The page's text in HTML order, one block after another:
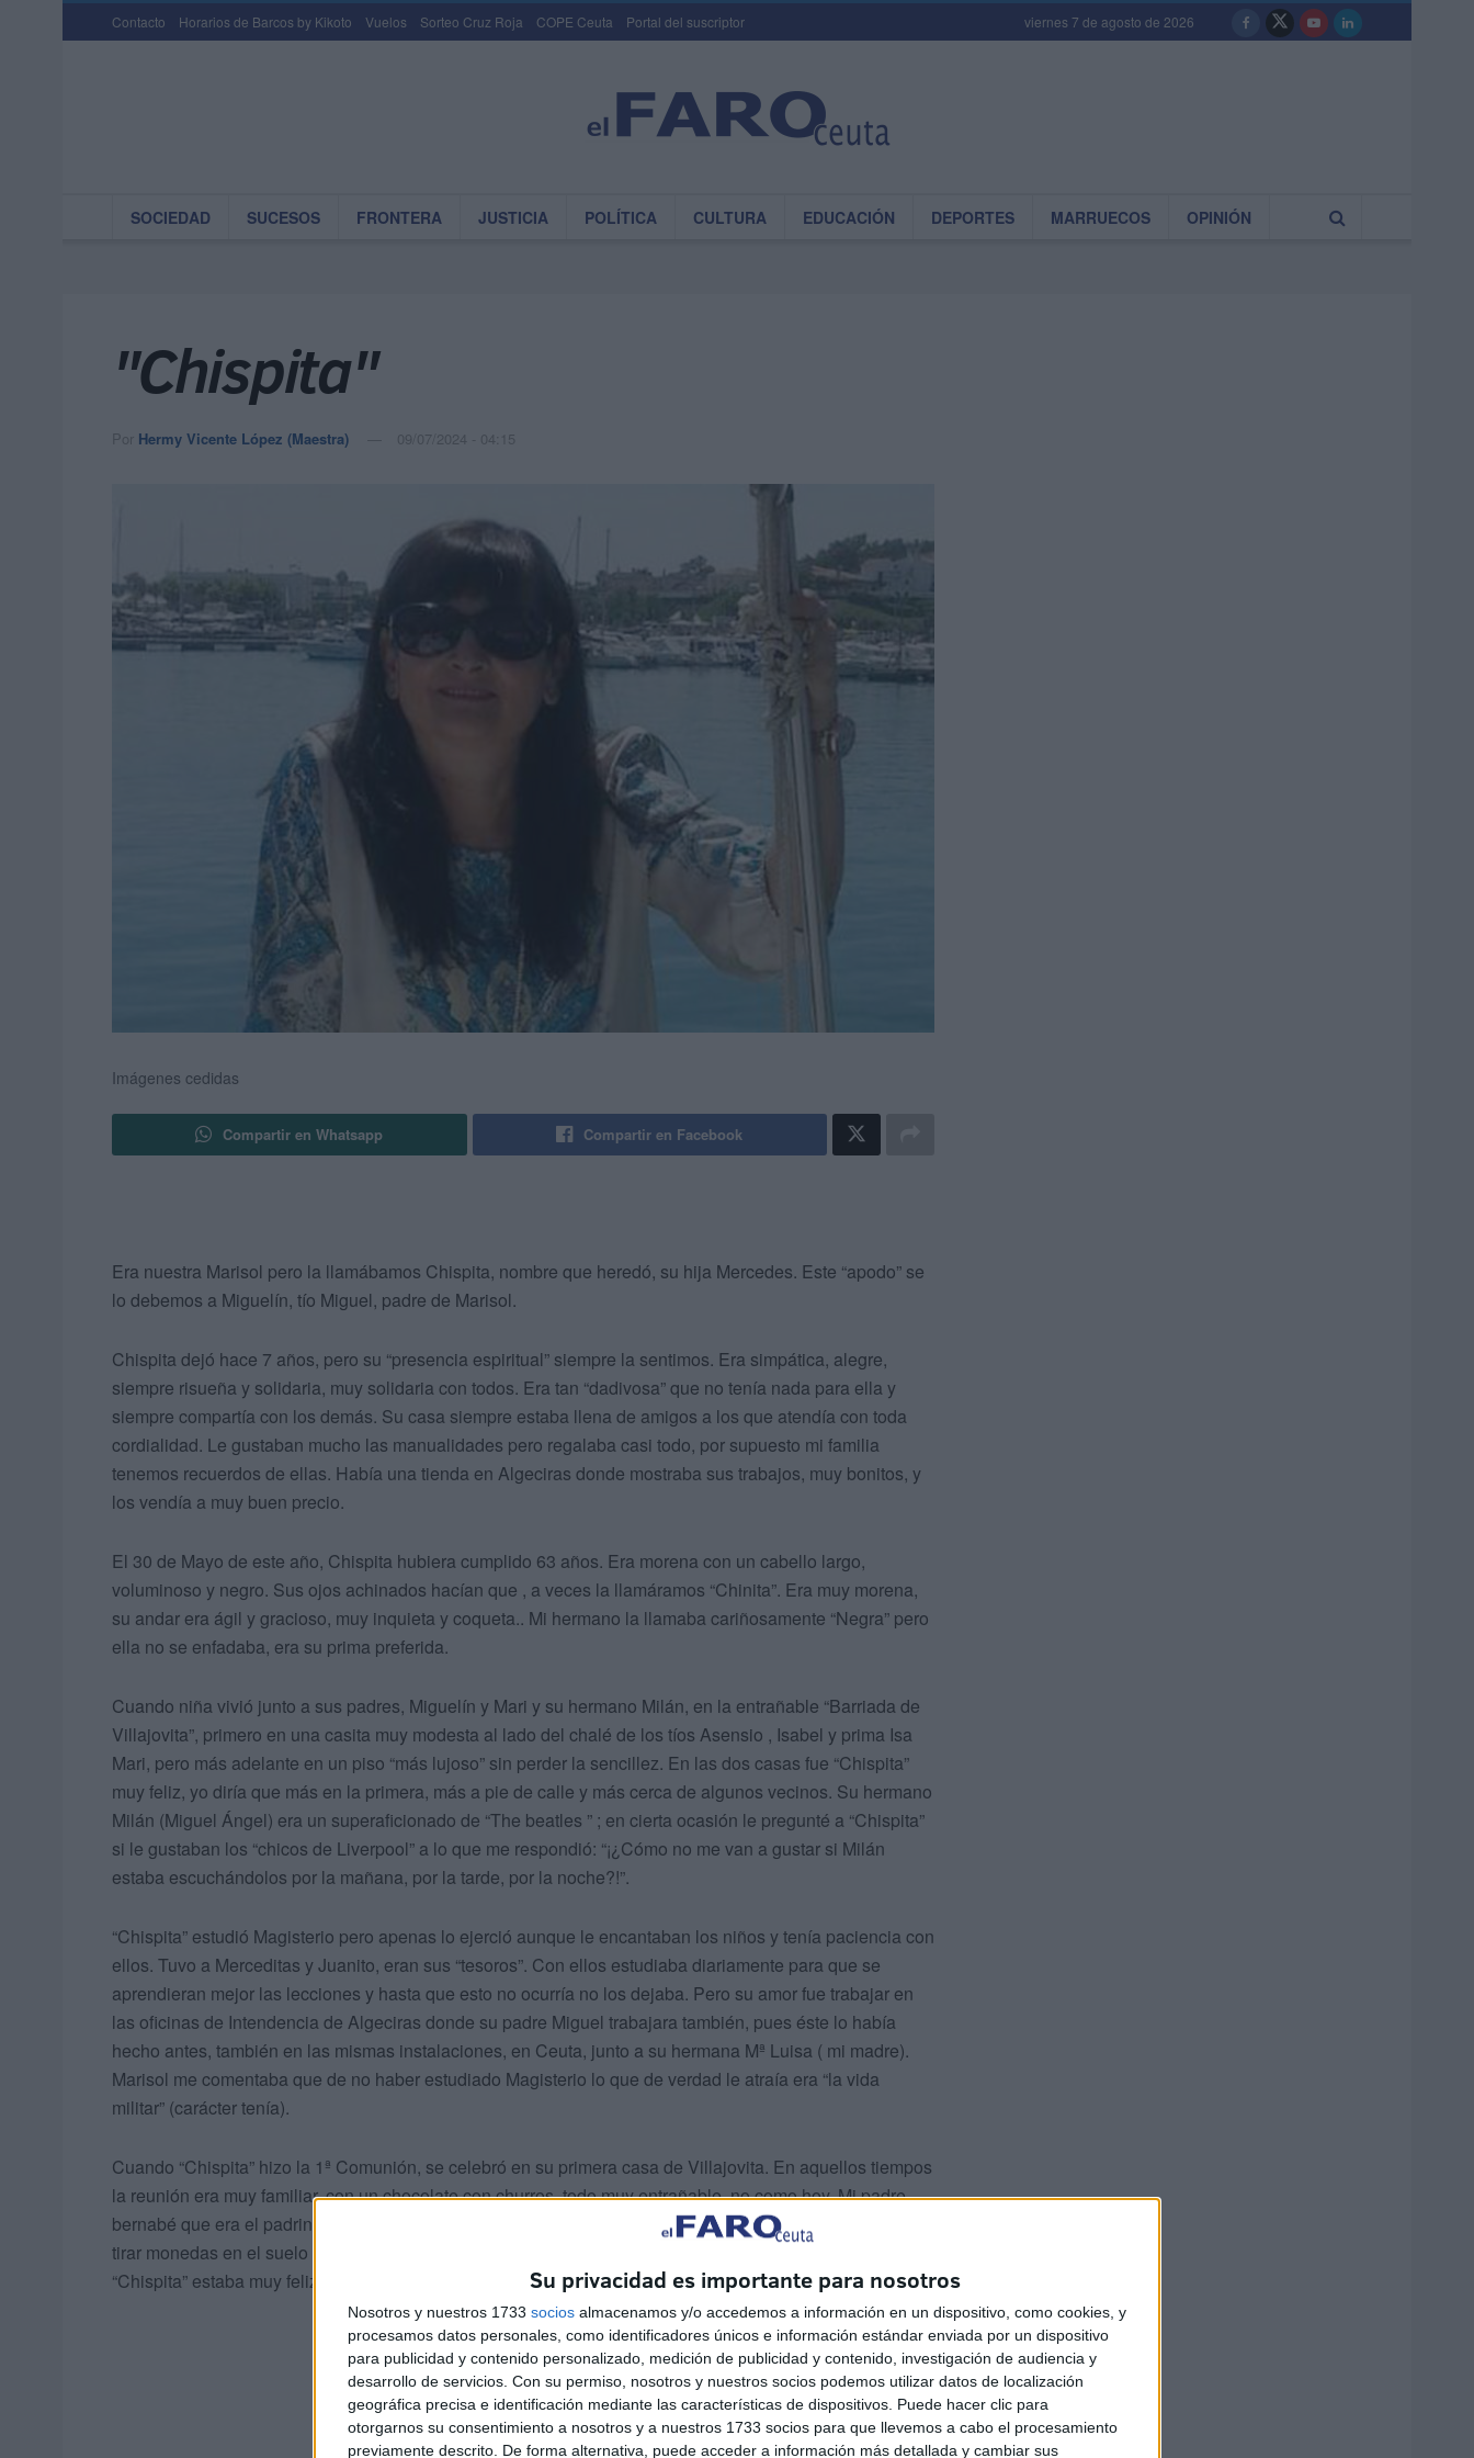
Su privacidad es importante para nosotros
Nosotros y nuestros 1733 socios almacenamos y/o accedemos a información en un dispositivo, como cookies, y
procesamos datos personales, como identificadores únicos e información estándar enviada por un dispositivo
para publicidad y contenido personalizado, medición de publicidad y contenido, investigación de audiencia y
desarrollo de servicios. Con su permiso, nosotros y nuestros socios podemos utilizar datos de localización
geográfica precisa e identificación mediante las características de dispositivos. Puede hacer clic para
otorgarnos su consentimiento a nosotros y a nuestros 1733 socios para que llevemos a cabo el procesamiento
previamente descrito. De forma alternativa, puede acceder a información más detallada y cambiar sus
Contacto Horarios de Barcos by Kikoto Vuelos Sorteo Cruz Roja COPE Ceuta Portal del suscriptor viernes 7 de agosto de 2026
SOCIEDAD SUCESOS FRONTERA JUSTICIA POLÍTICA CULTURA EDUCACIÓN DEPORTES MARRUECOS OPINIÓN
"Chispita"
Por Hermy Vicente López (Maestra) 09/07/2024 - 04:15
Imágenes cedidas
Compartir en Whatsapp Compartir en Facebook
Era nuestra Marisol pero la llamábamos Chispita, nombre que heredó, su hija Mercedes. Este “apodo” se
lo debemos a Miguelín, tío Miguel, padre de Marisol.
Chispita dejó hace 7 años, pero su “presencia espiritual” siempre la sentimos. Era simpática, alegre,
siempre risueña y solidaria, muy solidaria con todos. Era tan “dadivosa” que no tenía nada para ella y
siempre compartía con los demás. Su casa siempre estaba llena de amigos a los que atendía con toda
cordialidad. Le gustaban mucho las manualidades pero regalaba casi todo, por supuesto mi familia
tenemos recuerdos de ellas. Había una tienda en Algeciras donde mostraba sus trabajos, muy bonitos, y
los vendía a muy buen precio.
El 30 de Mayo de este año, Chispita hubiera cumplido 63 años. Era morena con un cabello largo,
voluminoso y negro. Sus ojos achinados hacían que , a veces la llamáramos “Chinita”. Era muy morena,
su andar era ágil y gracioso, muy inquieta y coqueta.. Mi hermano la llamaba cariñosamente “Negra” pero
ella no se enfadaba, era su prima preferida.
Cuando niña vivió junto a sus padres, Miguelín y Mari y su hermano Milán, en la entrañable “Barriada de
Villajovita”, primero en una casita muy modesta al lado del chalé de los tíos Asensio , Isabel y prima Isa
Mari, pero más adelante en un piso “más lujoso” sin perder la sencillez. En las dos casas fue “Chispita”
muy feliz, yo diría que más en la primera, más a pie de calle y más cerca de algunos vecinos. Su hermano
Milán (Miguel Ángel) era un superaficionado de “The beatles ” ; en cierta ocasión le pregunté a “Chispita”
si le gustaban los “chicos de Liverpool” a lo que me respondió: “¡¿Cómo no me van a gustar si Milán
estaba escuchándolos por la mañana, por la tarde, por la noche?!”.
“Chispita” estudió Magisterio pero apenas lo ejerció aunque le encantaban los niños y tenía paciencia con
ellos. Tuvo a Merceditas y Juanito, eran sus “tesoros”. Con ellos estudiaba diariamente para que se
aprendieran mejor las lecciones y hasta que esto no ocurría no los dejaba. Pero su amor fue trabajar en
las oficinas de Intendencia de Algeciras donde su padre Miguel trabajara también, pues éste lo había
hecho antes, también en las mismas instalaciones, en Ceuta, junto a su hermana Mª Luisa ( mi madre).
Marisol me comentaba que de no haber estudiado Magisterio lo que de verdad le atraía era “la vida
militar” (carácter tenía).
Cuando “Chispita” hizo la 1ª Comunión, se celebró en su primera casa de Villajovita. En aquellos tiempos
la reunión era muy familiar, con un chocolate con churros, todo muy entrañable, no como hoy. Mi padre,
bernabé que era el padrino de Marisol junto a mi Madre, MªLuisa, por la tarde salió a la calle y empezó a
tirar monedas en el suelo para que las cogieran los chiquillos de la barriada. Fue muy divertido. Y
“Chispita” estaba muy feliz ;los vecinos participaron de aquellos entrañables momentos.